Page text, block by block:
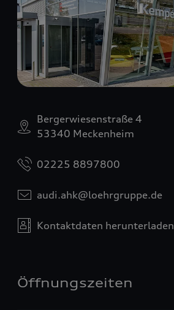
Bergerwiesenstraße 4
53340 Meckenheim
02225 8897800
audi.ahk@loehrgruppe.de
Kontaktdaten herunterladen
Öffnungszeiten